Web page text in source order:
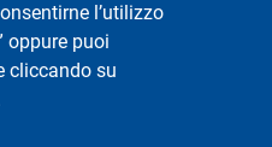
l’utilizzo
oppure puoi
cliccando su